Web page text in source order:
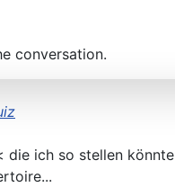
conversation.
die ich so stellen